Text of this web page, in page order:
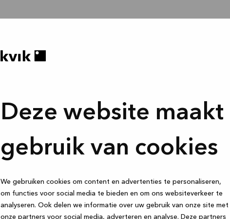
Deze website maakt
gebruik van cookies
We gebruiken cookies om content en advertenties te personaliseren,
om functies voor social media te bieden en om ons websiteverkeer te
analyseren. Ook delen we informatie over uw gebruik van onze site met
onze partners voor social media, adverteren en analyse. Deze partners